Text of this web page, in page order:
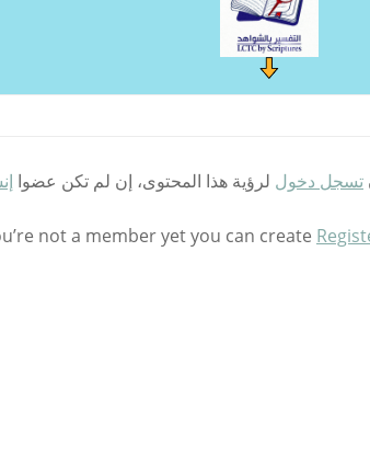
تسجل دخول لرؤية هذا المحتوى، إن لم تكن عضوا
not a member yet you can create